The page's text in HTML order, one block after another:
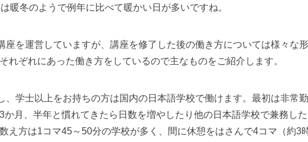
暖冬のようで例年に比べて暖かい日が多いですね。
座を運営していますが、講座を修了した後の働き方については様々な
れぞれにあった働き方をしているので主なものをご紹介します。
、学士以上をお持ちの方は国内の日本語学校で働けます。最初は非常
か月、半年と慣れてきたら日数を増やしたり他の日本語学校で兼務し
え方は1コマ45～50分の学校が多く、間に休憩をはさんで4コマ（約3